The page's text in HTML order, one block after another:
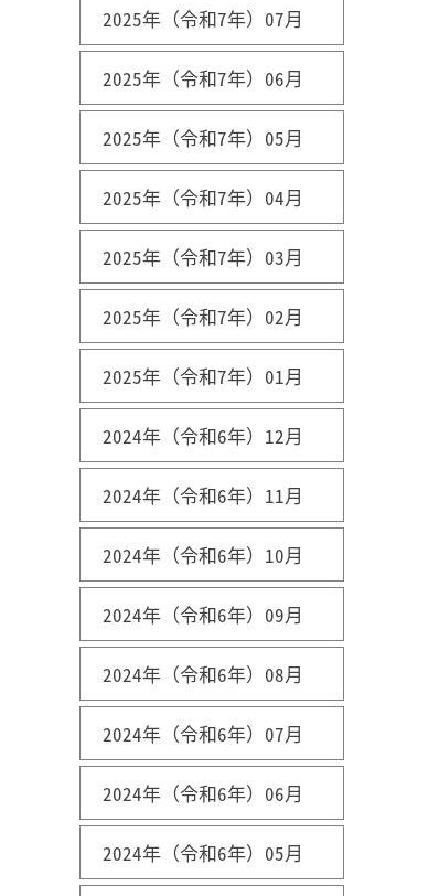
2025年（令和7年）07月
2025年（令和7年）06月
2025年（令和7年）05月
2025年（令和7年）04月
2025年（令和7年）03月
2025年（令和7年）02月
2025年（令和7年）01月
2024年（令和6年）12月
2024年（令和6年）11月
2024年（令和6年）10月
2024年（令和6年）09月
2024年（令和6年）08月
2024年（令和6年）07月
2024年（令和6年）06月
2024年（令和6年）05月